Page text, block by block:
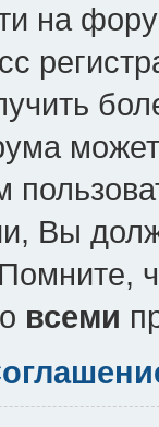
на
может
Вы
всеми